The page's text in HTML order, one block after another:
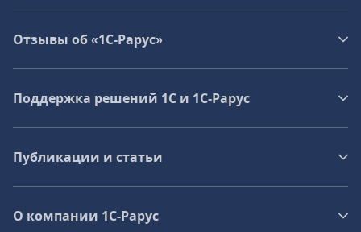
Отзывы об «1С-Рарус»
Поддержка решений 1С и 1С‑Рарус
Публикации и статьи
О компании 1C-Рарус